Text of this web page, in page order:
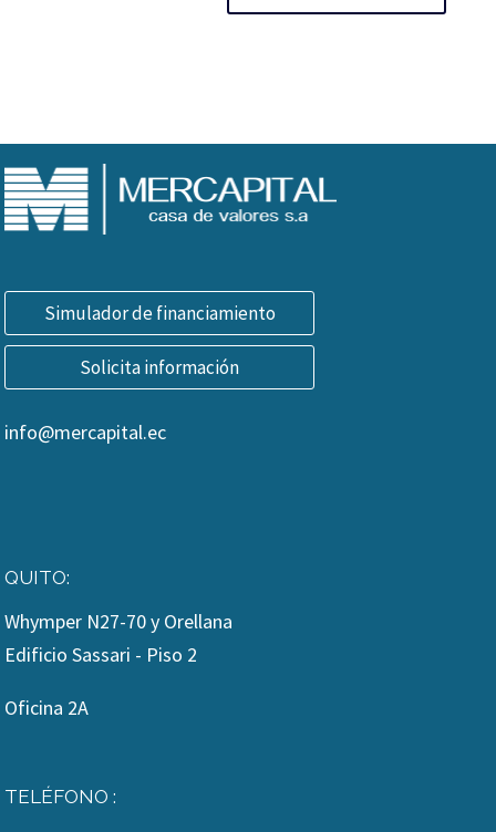
Simulador de financiamiento
Solicita información
info@mercapital.ec
QUITO:
Whymper N27-70 y Orellana
Edificio Sassari - Piso 2
Oficina 2A
TELÉFONO :